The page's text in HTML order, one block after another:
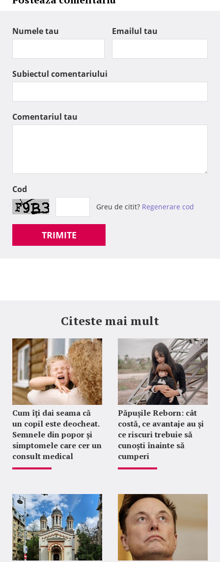
Numele tau Emailul tau
Subiectul comentariului
Comentariul tau
Cod
Greu de citit? Regenerare cod
TRIMITE
Citeste mai mult
Cum îți dai seama că
un copil este deocheat.
Semnele din popor și
simptomele care cer un
consult medical
Păpușile Reborn: cât
costă, ce avantaje au și
ce riscuri trebuie să
cunoști înainte să
cumperi